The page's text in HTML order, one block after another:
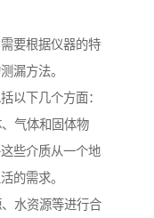
要根据仪器的特
漏方法。
以下几个方面：
气体和固体物
些介质从一个地
的需求。
水资源等进行合